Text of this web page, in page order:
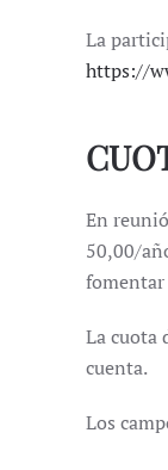
La
https://
En
50,00/
fomentar
La cuota
cuenta.
Los